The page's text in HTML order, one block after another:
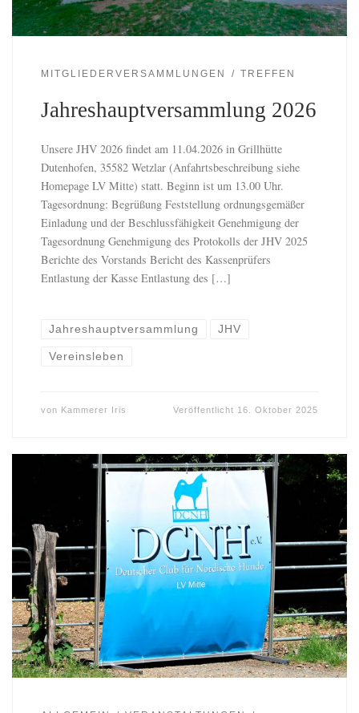
MITGLIEDERVERSAMMLUNGEN TREFFEN
Jahreshauptversammlung 2026
Unsere JHV 2026 findet am 11.04.2026 in Grillhütte
Dutenhofen, 35582 Wetzlar (Anfahrtsbeschreibung siehe
Homepage LV Mitte) statt. Beginn ist um 13.00 Uhr.
Tagesordnung: Begrüßung Feststellung ordnungsgemäßer
Einladung und der Beschlussfähigkeit Genehmigung der
Tagesordnung Genehmigung des Protokolls der JHV 2025
Berichte des Vorstands Bericht des Kassenprüfers
Entlastung der Kasse Entlastung des […]
Jahreshauptversammlung JHV
Vereinsleben
von Kammerer Iris Veröffentlicht 16. Oktober 2025